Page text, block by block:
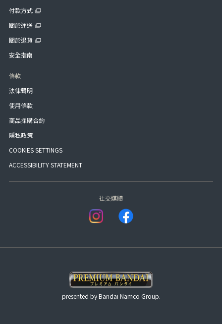
付款方式
關於運送
關於退貨
安全指南
條款
法律聲明
使用條款
商品採購合約
隱私政策
COOKIES SETTINGS
ACCESSIBILITY STATEMENT
社交媒體
presented by Bandai Namco Group.